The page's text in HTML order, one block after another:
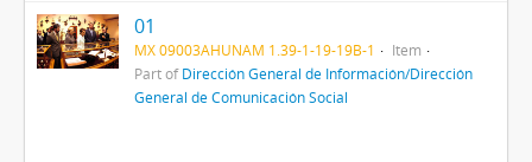
01
MX 09003AHUNAM 1.39-1-19-19B-1
Item
Part ofDirección General de Información/Dirección
General de Comunicación Social